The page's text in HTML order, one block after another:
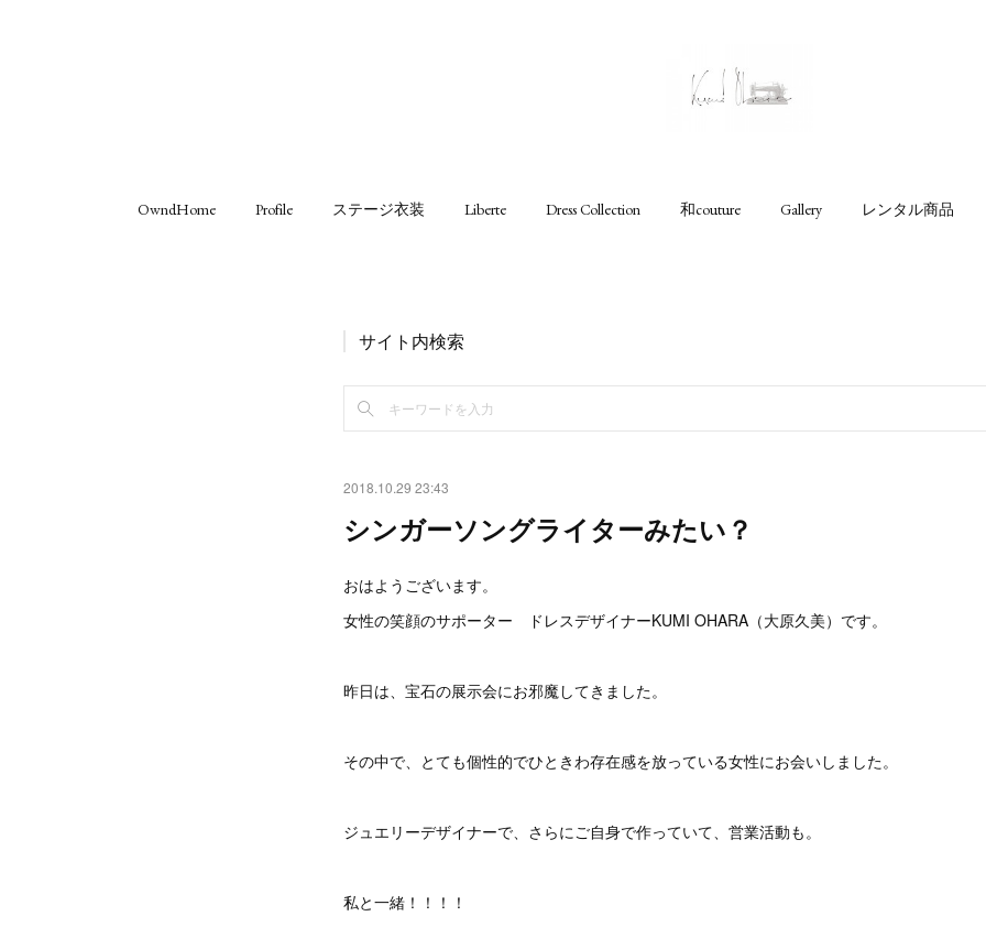
OwndHome Profile ステージ衣装 Liberte Dress Collection 和couture Gallery レンタル商品
サイト内検索
2018.10.29 23:43
シンガーソングライターみたい？
おはようございます。
女性の笑顔のサポーター ドレスデザイナーKUMI OHARA（大原久美）です。
昨日は、宝石の展示会にお邪魔してきました。
その中で、とても個性的でひときわ存在感を放っている女性にお会いしました。
ジュエリーデザイナーで、さらにご自身で作っていて、営業活動も。
私と一緒！！！！